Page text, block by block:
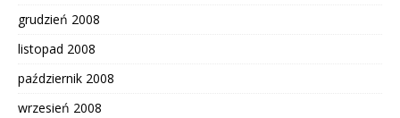
grudzień 2008
listopad 2008
październik 2008
wrzesień 2008